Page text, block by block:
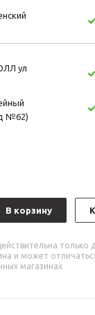
ул
№62)
В корзину
только
и может
магазинах